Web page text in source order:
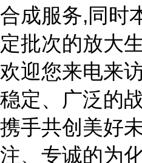
合成服务,同时
定批次的放大
欢迎您来电来
稳定、广泛的
携手共创美好
注、专诚的为